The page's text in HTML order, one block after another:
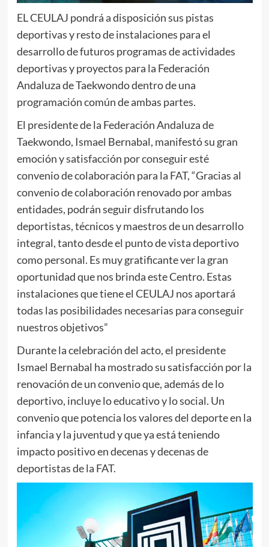
EL CEULAJ pondrá a disposición sus pistas
deportivas y resto de instalaciones para el
desarrollo de futuros programas de actividades
deportivas y proyectos para la Federación
Andaluza de Taekwondo dentro de una
programación común de ambas partes.
El presidente de la Federación Andaluza de
Taekwondo, Ismael Bernabal, manifestó su gran
emoción y satisfacción por conseguir esté
convenio de colaboración para la FAT, “Gracias al
convenio de colaboración renovado por ambas
entidades, podrán seguir disfrutando los
deportistas, técnicos y maestros de un desarrollo
integral, tanto desde el punto de vista deportivo
como personal. Es muy gratificante ver la gran
oportunidad que nos brinda este Centro. Estas
instalaciones que tiene el CEULAJ nos aportará
todas las posibilidades necesarias para conseguir
nuestros objetivos”
Durante la celebración del acto, el presidente
Ismael Bernabal ha mostrado su satisfacción por la
renovación de un convenio que, además de lo
deportivo, incluye lo educativo y lo social. Un
convenio que potencia los valores del deporte en la
infancia y la juventud y que ya está teniendo
impacto positivo en decenas y decenas de
deportistas de la FAT.